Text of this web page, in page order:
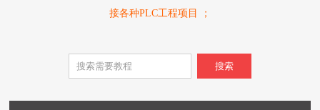
接各种PLC工程项目 ；
搜索